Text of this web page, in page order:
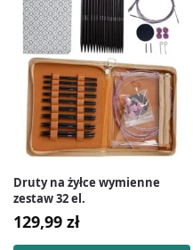
Druty na żyłce wymienne
zestaw 32 el.
129,99 zł